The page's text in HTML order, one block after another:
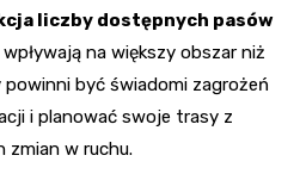
liczby dostępnych pasów
na większy obszar niż
być świadomi zagrożeń
i planować swoje trasy z
zmian w ruchu.